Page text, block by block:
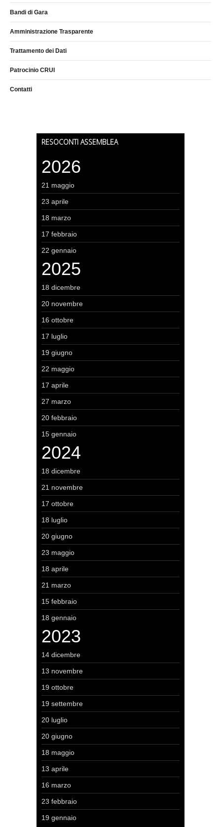
Bandi di Gara
Amministrazione Trasparente
Trattamento dei Dati
Patrocinio CRUI
Contatti
RESOCONTI ASSEMBLEA
2026
21 maggio
23 aprile
18 marzo
17 febbraio
22 gennaio
2025
18 dicembre
20 novembre
16 ottobre
17 luglio
19 giugno
22 maggio
17 aprile
27 marzo
20 febbraio
15 gennaio
2024
18 dicembre
21 novembre
17 ottobre
18 luglio
20 giugno
23 maggio
18 aprile
21 marzo
15 febbraio
18 gennaio
2023
14 dicembre
13 novembre
19 ottobre
19 settembre
20 luglio
20 giugno
18 maggio
13 aprile
16 marzo
23 febbraio
19 gennaio